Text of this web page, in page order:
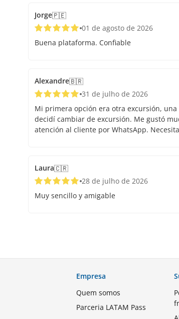
Jorge🇵🇪
01 de agosto de 2026
Buena plataforma. Confiable
Alexandre🇧🇷
31 de julho de 2026
Mi primera opción era otra excursión,
decidí cambiar de excursión. Me gustó
atención al cliente por WhatsApp.
Laura🇨🇷
28 de julho de 2026
Muy sencillo y amigable
Empresa
Quem somos
Parceria LATAM Pass